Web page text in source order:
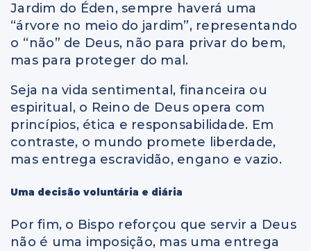
Jardim do Éden, sempre haverá uma
“árvore no meio do jardim”, representando
o “não” de Deus, não para privar do bem,
mas para proteger do mal.
Seja na vida sentimental, financeira ou
espiritual, o Reino de Deus opera com
princípios, ética e responsabilidade. Em
contraste, o mundo promete liberdade,
mas entrega escravidão, engano e vazio.
Uma decisão voluntária e diária
Por fim, o Bispo reforçou que servir a Deus
não é uma imposição, mas uma entrega